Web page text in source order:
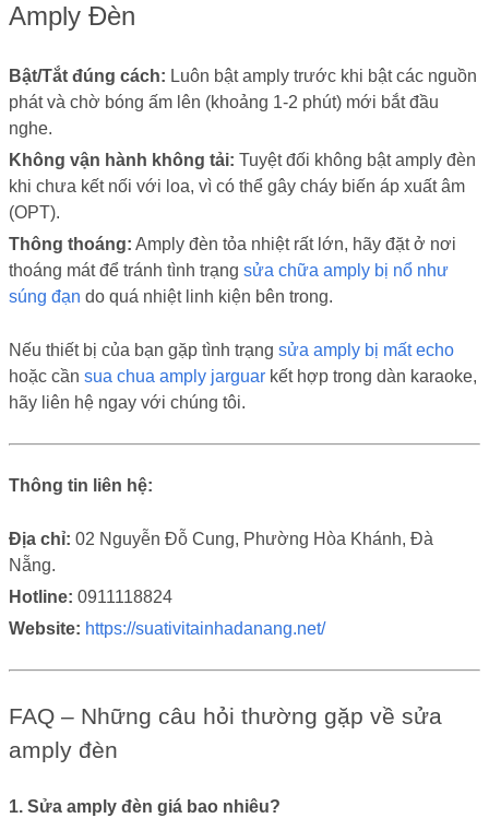
Amply Đèn
Bật/Tắt đúng cách: Luôn bật amply trước khi bật các nguồn
phát và chờ bóng ấm lên (khoảng 1-2 phút) mới bắt đầu
nghe.
Không vận hành không tải: Tuyệt đối không bật amply đèn
khi chưa kết nối với loa, vì có thể gây cháy biến áp xuất âm
(OPT).
Thông thoáng: Amply đèn tỏa nhiệt rất lớn, hãy đặt ở nơi
thoáng mát để tránh tình trạng sửa chữa amply bị nổ như
súng đạn do quá nhiệt linh kiện bên trong.
Nếu thiết bị của bạn gặp tình trạng sửa amply bị mất echo
hoặc cần sua chua amply jarguar kết hợp trong dàn karaoke,
hãy liên hệ ngay với chúng tôi.
Thông tin liên hệ:
Địa chỉ: 02 Nguyễn Đỗ Cung, Phường Hòa Khánh, Đà
Nẵng.
Hotline: 0911118824
Website: https://suativitainhadanang.net/
FAQ – Những câu hỏi thường gặp về sửa
amply đèn
1. Sửa amply đèn giá bao nhiêu?